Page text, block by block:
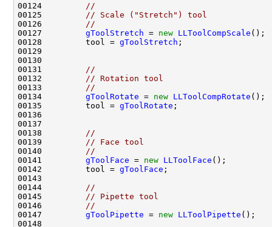
00124
//
00125
// Scale ("Stretch") tool
00126
//
00127 gToolStretch = new LLToolCompScale
00128         tool = gToolStretch
00131
//
00132
// Rotation tool
00133
//
00134 gToolRotate = new LLToolCompRotate
00135         tool = gToolRotate
00138
//
00139
// Face tool
00140
//
00141 gToolFace = new LLToolFace
00142         tool = gToolFace
00144
//
00145
// Pipette tool
00146
//
00147 gToolPipette = new LLToolPipette